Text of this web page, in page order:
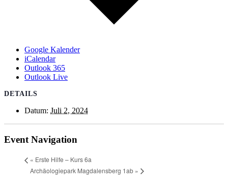
Google Kalender
iCalendar
Outlook 365
Outlook Live
DETAILS
Datum: Juli 2, 2024
Event Navigation
« Erste Hilfe – Kurs 6a
Archäologiepark Magdalensberg 1ab »